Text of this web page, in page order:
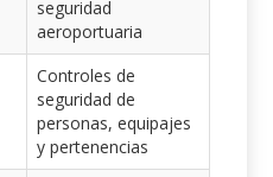
seguridad
aeroportuaria
Controles de
seguridad de
personas, equipajes
y pertenencias